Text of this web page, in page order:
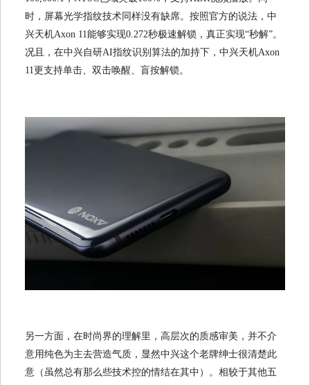
时，屏幕光学指纹技术同样没有缺席。按照官方的说法，中
兴天机Axon 11能够实现0.272秒极速解锁，真正实现“秒解”。
况且，在中兴自研AI指纹识别算法的加持下，中兴天机Axon
11更支持单击、双击唤醒、盲按解锁。
另一方面，在时尚界的理解里，高层次的质感审美，并不介
意用纯色为主去营造气质，显然中兴这个老牌绅士很清楚此
意（虽然总有那么些技术控的情结在其中）。相较于其他五